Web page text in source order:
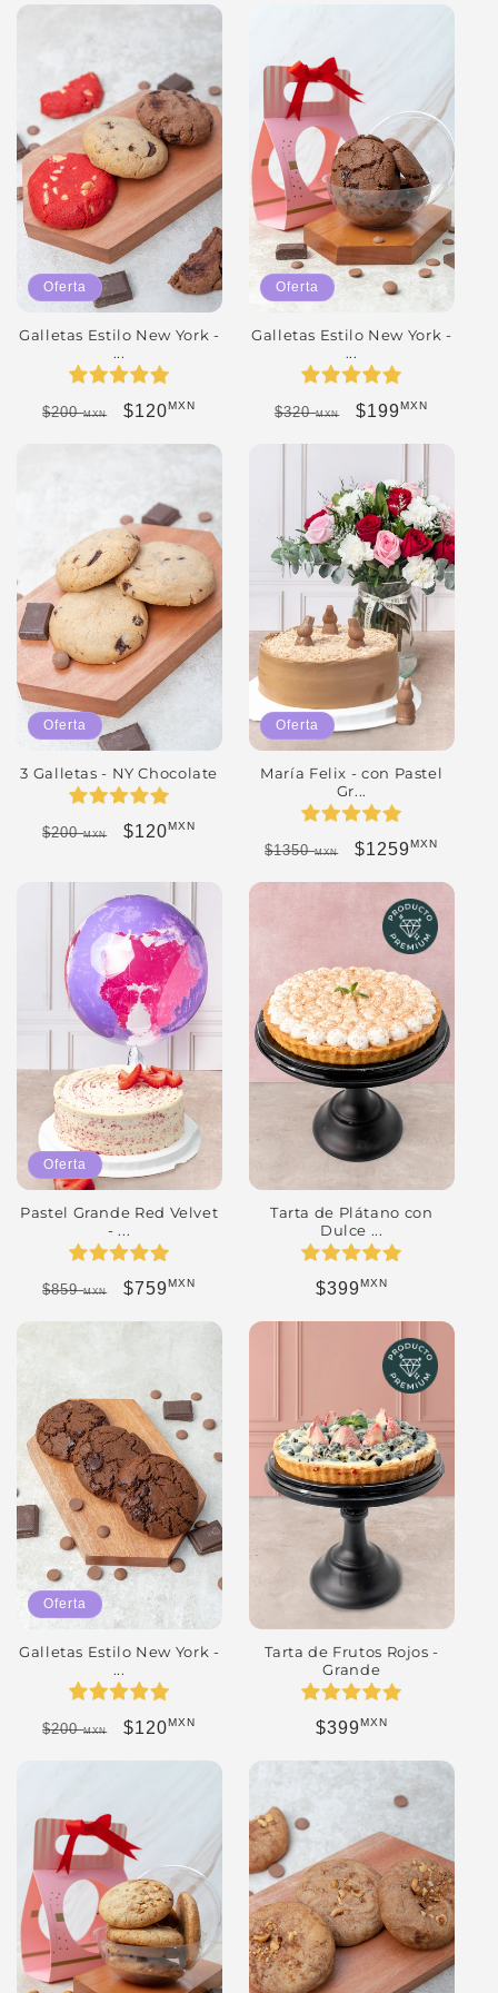
Oferta
Galletas Estilo New York -
...
Precio habitual
$200MXN Precio de oferta
$120MXN
Oferta
Galletas Estilo New York -
...
Precio habitual
$320MXN Precio de oferta
$199MXN
Oferta
3 Galletas - NY Chocolate
Precio habitual
$200MXN Precio de oferta
$120MXN
Oferta
María Felix - con Pastel
Gr...
Precio habitual
$1350MXN Precio de oferta
$1259MXN
Oferta
Pastel Grande Red Velvet
- ...
Precio habitual
$859MXN Precio de oferta
$759MXN
Tarta de Plátano con
Dulce ...
Precio habitual
$399MXN
Oferta
Galletas Estilo New York -
...
Precio habitual
$200MXN Precio de oferta
$120MXN
Tarta de Frutos Rojos -
Grande
Precio habitual
$399MXN